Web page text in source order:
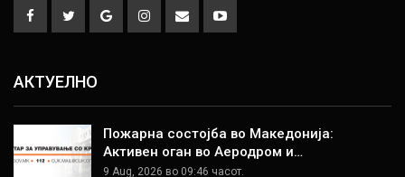
АКТУЕЛНО
Пожарна состојба во Македонија:
Активен оган во Аеродром и…
9 Aug, 2026 во 09:46 часот.